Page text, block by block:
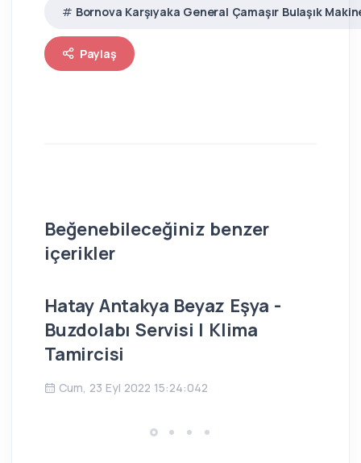
Bornova Karşıyaka General Çamaşır Bulaşık
Paylaş
Beğenebileceğiniz benzer
içerikler
Hatay Antakya Beyaz Eşya -
Buzdolabı Servisi | Klima
Tamircisi
Cum, 23 Eyl 2022 15:24:042